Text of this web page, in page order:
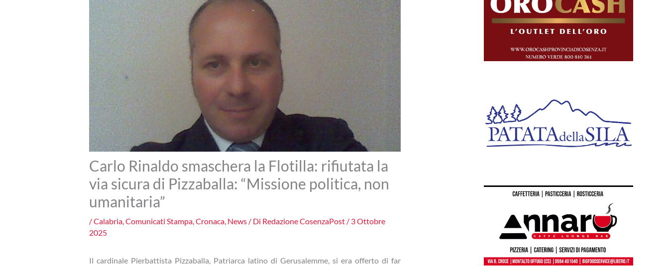
Carlo Rinaldo smaschera la Flotilla: rifiutata la
via sicura di Pizzaballa: “Missione politica, non
umanitaria”
/Calabria,Comunicati Stampa,Cronaca, News/ Di Redazione CosenzaPost / 3 Ottobre
2025
Il cardinale Pierbattista Pizzaballa, Patriarca latino di Gerusalemme, si era offerto di far